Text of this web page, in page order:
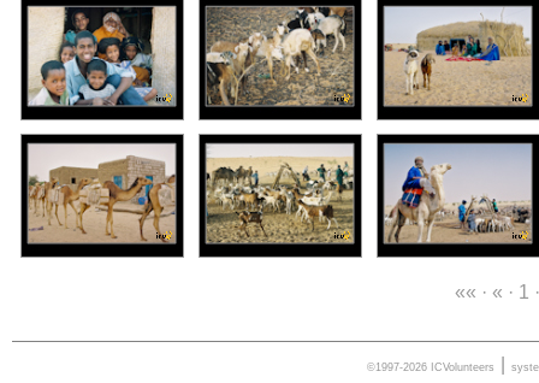
«« · « · 1
©1997-2026 ICVolunteers